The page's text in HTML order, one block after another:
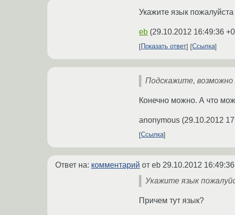
Укажите язык пожалуйста
eb (29.10.2012 16:49:36
Показать ответ Ссылка
Подскажите, возможно
Конечно можно. А что
anonymous (29.10.2012
Ссылка
Ответ на: комментарий от eb 29.10.2012
Укажите язык
Причем тут язык?